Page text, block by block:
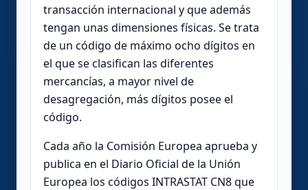
transacción internacional y que además
tengan unas dimensiones físicas. Se trata
de un código de máximo ocho dígitos en
el que se clasifican las diferentes
mercancías, a mayor nivel de
desagregación, más dígitos posee el
código.
Cada año la Comisión Europea aprueba y
publica en el Diario Oficial de la Unión
Europea los códigos INTRASTAT CN8 que